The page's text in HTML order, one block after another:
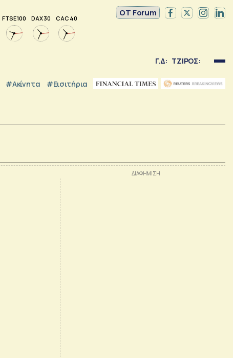
FTSE 100 DAX 30 CAC 40
OT Forum
Γ.Δ: ΤΖΙΡΟΣ:
#Ακίνητα #εισιτήρια